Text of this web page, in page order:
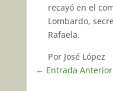
recayó en el
Lombardo,
Rafaela.
Por José López
← Entrada Anterior